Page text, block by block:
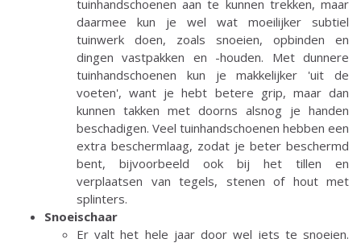
tuinhandschoenen aan te kunnen trekken, maar
daarmee kun je wel wat moeilijker subtiel
tuinwerk doen, zoals snoeien, opbinden en
dingen vastpakken en -houden. Met dunnere
tuinhandschoenen kun je makkelijker 'uit de
voeten', want je hebt betere grip, maar dan
kunnen takken met doorns alsnog je handen
beschadigen. Veel tuinhandschoenen hebben een
extra beschermlaag, zodat je beter beschermd
bent, bijvoorbeeld ook bij het tillen en
verplaatsen van tegels, stenen of hout met
splinters.
Snoeischaar
Er valt het hele jaar door wel iets te snoeien.